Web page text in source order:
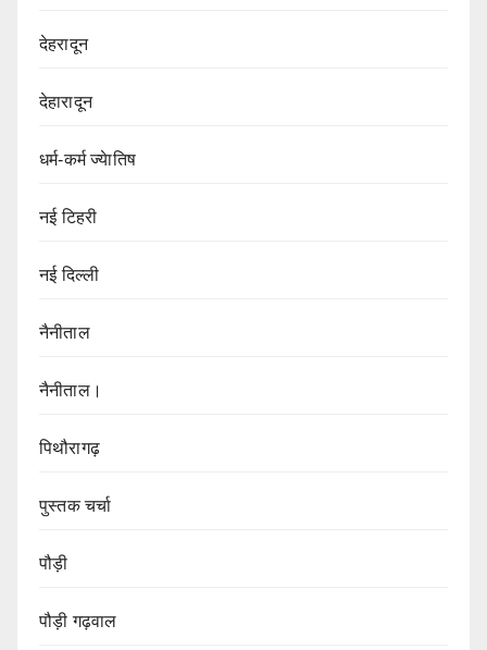
देहरादून
देहारादून
धर्म-कर्म ज्येातिष
नई टिहरी
नई दिल्ली
नैनीताल
नैनीताल।
पिथौरागढ़
पुस्तक चर्चा
पौड़ी
पौड़ी गढ़वाल